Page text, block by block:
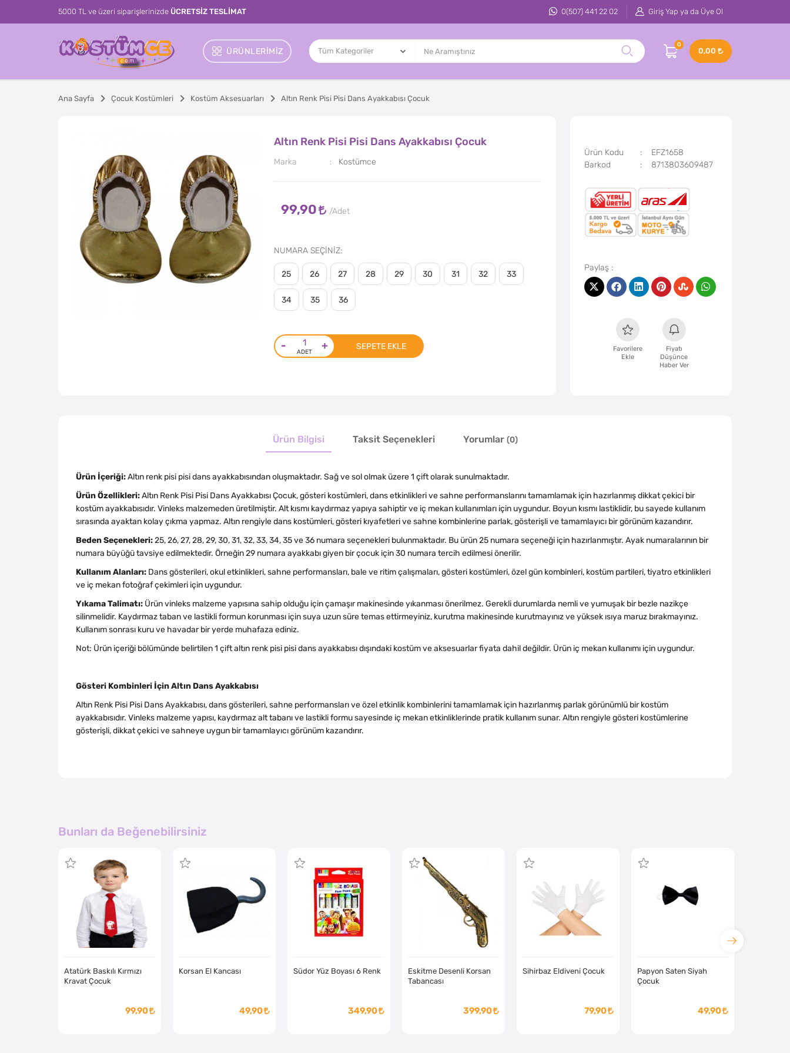
5000 TL ve üzeri siparişlerinizde ÜCRETSİZ TESLİMAT 0(507) 441 22 02 Giriş Yap ya da Üye Ol
ÜRÜNLERIMIZ
0
0,00
Ana Sayfa Çocuk Kostümleri Kostüm Aksesuarları Altın Renk Pisi Pisi Dans Ayakkabısı Çocuk
Altın Renk Pisi Pisi Dans Ayakkabısı Çocuk
Marka Kostümce
99,90
NUMARA SEÇİNİZ
25 26 27 28 29 30 31 32 33
34 35 36
- + SEPETE EKLE
Ürün Kodu
EFZ1658
Barkod
8713803609487
Favorilere
Ekle
Fiyatı
Düşünce
Haber Ver
Ürün Bilgisi Taksit Seçenekleri Yorumlar (0)
Ürün İçeriği:Altın renk pisi pisi dans ayakkabısından oluşmaktadır. Sağ ve sol olmak üzere 1 çift olarak sunulmaktadır.
Ürün Özellikleri:Altın Renk Pisi Pisi Dans Ayakkabısı Çocuk, gösteri kostümleri, dans etkinlikleri ve sahne performanslarını tamamlamak için hazırlanmış dikkat çekici bir
kostüm ayakkabısıdır. Vinleks malzemeden üretilmiştir. Alt kısmı kaydırmaz yapıya sahiptir ve iç mekan kullanımları için uygundur. Boyun kısmı lastiklidir, bu sayede kullanım
sırasında ayaktan kolay çıkma yapmaz. Altın rengiyle dans kostümleri, gösteri kıyafetleri ve sahne kombinlerine parlak, gösterişli ve tamamlayıcı bir görünüm kazandırır.
Beden Seçenekleri: 25, 26, 27, 28, 29, 30, 31, 32, 33, 34, 35 ve 36 numara seçenekleri bulunmaktadır. Bu ürün 25 numara seçeneği için hazırlanmıştır. Ayak numaralarının bir
numara büyüğü tavsiye edilmektedir. Örneğin 29 numara ayakkabı giyen bir çocuk için 30 numara tercih edilmesi önerilir.
Kullanım Alanları: Dans gösterileri, okul etkinlikleri, sahne performansları, bale ve ritim çalışmaları, gösteri kostümleri, özel gün kombinleri, kostüm partileri, tiyatro etkinlikleri
ve iç mekan fotoğraf çekimleri için uygundur.
Yıkama Talimatı: Ürün vinleks malzeme yapısına sahip olduğu için çamaşır makinesinde yıkanması önerilmez. Gerekli durumlarda nemli ve yumuşak bir bezle nazikçe
silinmelidir. Kaydırmaz taban ve lastikli formun korunması için suya uzun süre temas ettirmeyiniz, kurutma makinesinde kurutmayınız ve yüksek ısıya maruz bırakmayınız.
Kullanım sonrası kuru ve havadar bir yerde muhafaza ediniz.
Not: Ürün içeriği bölümünde belirtilen 1 çift altın renk pisi pisi dans ayakkabısı dışındaki kostüm ve aksesuarlar fiyata dahil değildir. Ürün iç mekan kullanımı için uygundur.
Gösteri Kombinleri İçin Altın Dans Ayakkabısı
Altın Renk Pisi Pisi Dans Ayakkabısı, dans gösterileri, sahne performansları ve özel etkinlik kombinlerini tamamlamak için hazırlanmış parlak görünümlü bir kostüm
ayakkabısıdır. Vinleks malzeme yapısı, kaydırmaz alt tabanı ve lastikli formu sayesinde iç mekan etkinliklerinde pratik kullanım sunar. Altın rengiyle gösteri kostümlerine
gösterişli, dikkat çekici ve sahneye uygun bir tamamlayıcı görünüm kazandırır.
Bunları da Beğenebilirsiniz
Atatürk Baskılı Kırmızı
Kravat Çocuk
99,90
Korsan El Kancası
49,90
Südor Yüz Boyası 6 Renk
349,90
Eskitme Desenli Korsan
Tabancası
399,90
Sihirbaz Eldiveni Çocuk
79,90
Papyon Saten Siyah
Çocuk
49,90